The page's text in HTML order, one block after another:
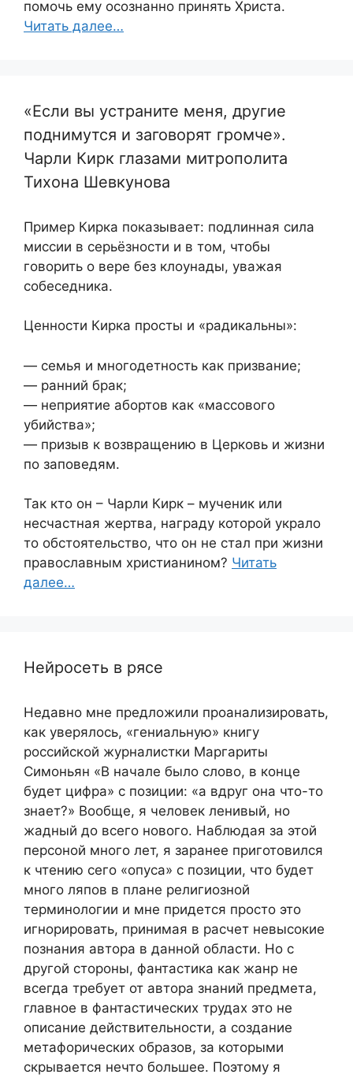
помочь ему осознанно принять Христа.
Читать далее…
«Если вы устраните меня, другие
поднимутся и заговорят громче».
Чарли Кирк глазами митрополита
Тихона Шевкунова
Пример Кирка показывает: подлинная сила
миссии в серьёзности и в том, чтобы
говорить о вере без клоунады, уважая
собеседника.
Ценности Кирка просты и «радикальны»:
— семья и многодетность как призвание;
— ранний брак;
— неприятие абортов как «массового
убийства»;
— призыв к возвращению в Церковь и жизни
по заповедям.
Так кто он – Чарли Кирк – мученик или
несчастная жертва, награду которой украло
то обстоятельство, что он не стал при жизни
православным христианином? Читать
далее…
Нейросеть в рясе
Недавно мне предложили проанализировать,
как уверялось, «гениальную» книгу
российской журналистки Маргариты
Симоньян «В начале было слово, в конце
будет цифра» с позиции: «а вдруг она что-то
знает?» Вообще, я человек ленивый, но
жадный до всего нового. Наблюдая за этой
персоной много лет, я заранее приготовился
к чтению сего «опуса» с позиции, что будет
много ляпов в плане религиозной
терминологии и мне придется просто это
игнорировать, принимая в расчет невысокие
познания автора в данной области. Но с
другой стороны, фантастика как жанр не
всегда требует от автора знаний предмета,
главное в фантастических трудах это не
описание действительности, а создание
метафорических образов, за которыми
скрывается нечто большее. Поэтому я